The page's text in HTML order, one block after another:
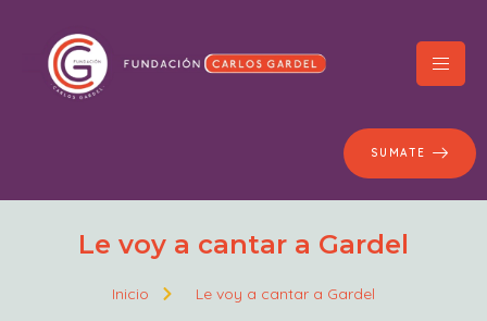
SUMATE
Le voy a cantar a Gardel
Inicio Le voy a cantar a Gardel